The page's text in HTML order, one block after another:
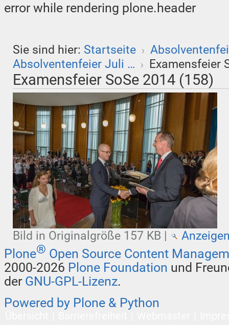
error while rendering plone.header
Sie sind hier: Startseite ›
Absolventenfeier Juli … › Examensfeier
Examensfeier SoSe 2014 (158)
Bild in Originalgröße 157 KB |
Plone® Open Source Content
2000-2026 Plone Foundation und
der GNU-GPL-Lizenz.
Powered by Plone & Python